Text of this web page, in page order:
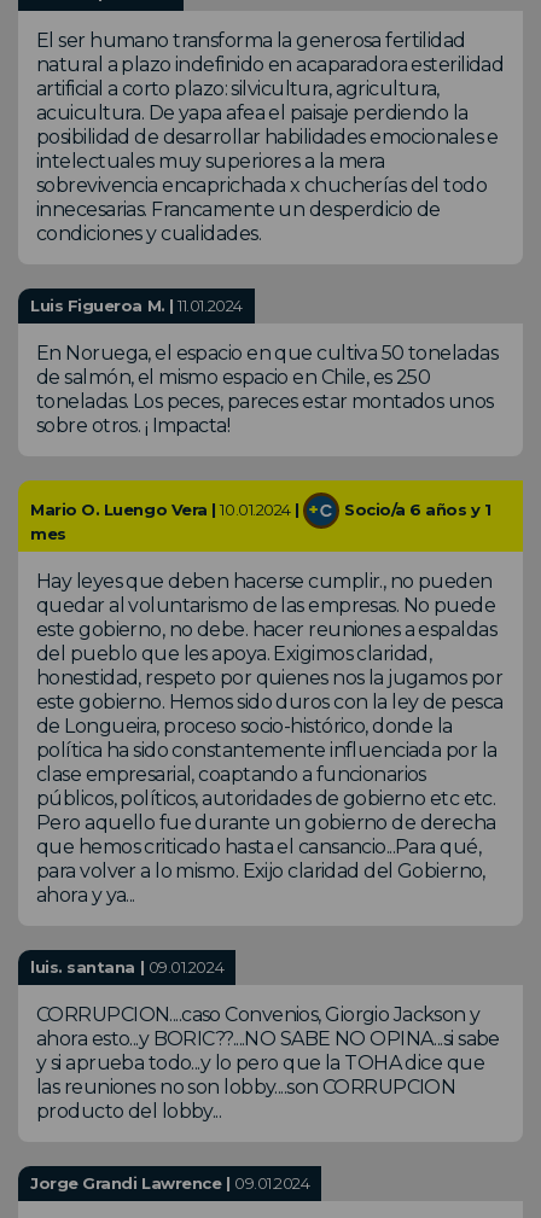
El ser humano transforma la generosa fertilidad
natural a plazo indefinido en acaparadora esterilidad
artificial a corto plazo: silvicultura, agricultura,
acuicultura. De yapa afea el paisaje perdiendo la
posibilidad de desarrollar habilidades emocionales e
intelectuales muy superiores a la mera
sobrevivencia encaprichada x chucherías del todo
innecesarias. Francamente un desperdicio de
condiciones y cualidades.
Luis Figueroa M. |11.01.2024
En Noruega, el espacio en que cultiva 50 toneladas
de salmón, el mismo espacio en Chile, es 250
toneladas. Los peces, pareces estar montados unos
sobre otros. ¡ Impacta!
Mario O. Luengo Vera |10.01.2024|
Socio/a 6 años y 1
mes
Hay leyes que deben hacerse cumplir., no pueden
quedar al voluntarismo de las empresas. No puede
este gobierno, no debe. hacer reuniones a espaldas
del pueblo que les apoya. Exigimos claridad,
honestidad, respeto por quienes nos la jugamos por
este gobierno. Hemos sido duros con la ley de pesca
de Longueira, proceso socio-histórico, donde la
política ha sido constantemente influenciada por la
clase empresarial, coaptando a funcionarios
públicos, políticos, autoridades de gobierno etc etc.
Pero aquello fue durante un gobierno de derecha
que hemos criticado hasta el cansancio...Para qué,
para volver a lo mismo. Exijo claridad del Gobierno,
ahora y ya...
luis. santana | 09.01.2024
CORRUPCION....caso Convenios, Giorgio Jackson y
ahora esto...y BORIC??....NO SABE NO OPINA...si sabe
y si aprueba todo...y lo pero que la TOHA dice que
las reuniones no son lobby....son CORRUPCION
producto del lobby...
Jorge Grandi Lawrence | 09.01.2024